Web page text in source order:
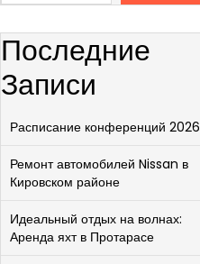
Последние
Записи
Расписание конференций 2026
Ремонт автомобилей Nissan в
Кировском районе
Идеальный отдых на волнах:
Аренда яхт в Протарасе